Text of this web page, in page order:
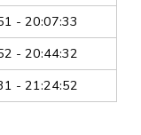
- 20:07:33
- 20:44:32
- 21:24:52